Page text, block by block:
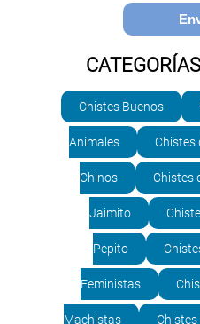
Chistes Buenos
Animales Chistes
Chinos Chistes
Jaimito
Pepito
Feministas
Machistas